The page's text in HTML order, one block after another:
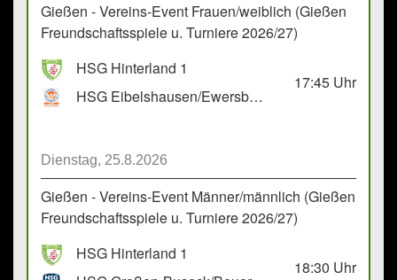
Gießen - Vereins-Event Frauen/weiblich (Gießen
Freundschaftsspiele u. Turniere 2026/27)
HSG Hinterland 1
HSG Eibelshausen/Ewersbach GbR 2
17:45 Uhr
Dienstag, 25.8.2026
Gießen - Vereins-Event Männer/männlich (Gießen
Freundschaftsspiele u. Turniere 2026/27)
HSG Hinterland 1
18:30 Uhr